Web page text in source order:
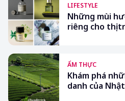
LIFESTYLE
Những mùi
riêng cho thị
ẨM THỰC
Khám phá
danh của